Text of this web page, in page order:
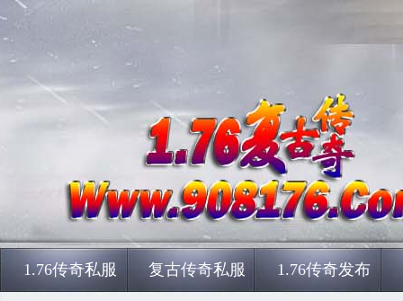
1.76传奇私服 复古传奇私服 1.76传奇发布